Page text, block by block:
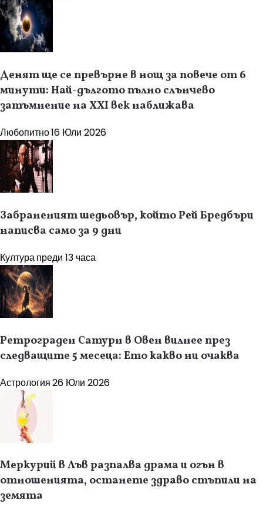
Денят ще се превърне в нощ за повече от 6
минути: Най-дългото пълно слънчево
затъмнение на XXI век наближава
Любопитно16 Юли 2026
Забраненият шедьовър, който Рей Бредбъри
написва само за 9 дни
Културапреди 13 часа
Ретрограден Сатурн в Овен вилнее през
следващите 5 месеца: Ето какво ни очаква
Астрология26 Юли 2026
Меркурий в Лъв разпалва драма и огън в
отношенията, останете здраво стъпили на
земята